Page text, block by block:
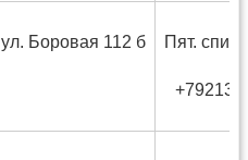
ул. Боровая 112 б Пят.